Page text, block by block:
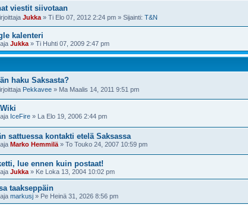
viestit siivotaan
Jukka » Ti Elo 07, 2012 2:24 pm » Sijainti: T&N
kalenteri
Jukka » Ti Huhti 07, 2009 2:47 pm
haku Saksasta?
Pekkavee » Ma Maalis 14, 2011 9:51 pm
IceFire » La Elo 19, 2006 2:44 pm
sattuessa kontakti etelä Saksassa
Marko Hemmilä » To Touko 24, 2007 10:59 pm
lue ennen kuin postaat!
Jukka » Ke Loka 13, 2004 10:02 pm
taakseppäin
markusj » Pe Heinä 31, 2026 8:56 pm